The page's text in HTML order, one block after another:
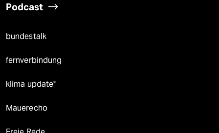
Podcast
bundestalk
fernverbindung
klima update°
Mauerecho